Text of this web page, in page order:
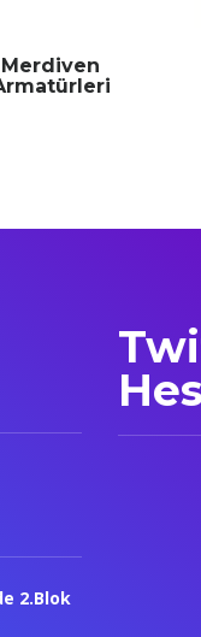
Power Led
Armatürler
2.Blok